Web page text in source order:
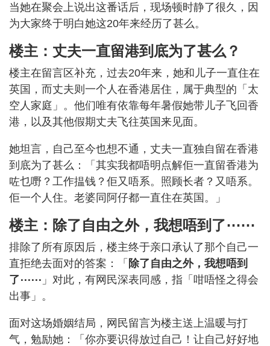
当她在聚会上说出这番话后，现场顿时静了很久，因
为大家终于明白她这20年来经历了甚么。
楼主：丈夫一直留港到底为了甚么？
楼主在留言区补充，过去20年来，她和儿子一直住在
英国，而丈夫则一个人在香港居住，属于典型的「太
空人家庭」。他们唯有依靠每年暑假她带儿子飞回香
港，以及其他假期丈夫飞往英国来见面。
她坦言，自己至今也想不通，丈夫一直独自留在香港
到底为了甚么：「其实我都唔明点解佢一直留香港为
咗乜嘢？工作揾钱？佢又唔系。照顾长者？又唔系。
佢一个人住。老婆同阿仔都一直住在英国。」
楼主：除了自由之外，我想唔到了⋯⋯
排除了所有原因后，楼主终于亲口承认了那个自己一
直拒绝去面对的答案：「 除了自由之外，我想唔到
了⋯⋯ 」对此，有网民深表同感，指「咁唔怪之得会
出事」。
面对这场婚姻结局，网民留言为楼主送上温暖与打
气，勉励她：「你亦要识得放过自己！让自己好好地